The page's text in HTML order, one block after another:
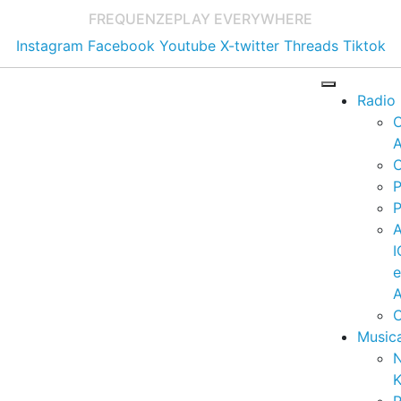
FREQUENZEPLAY EVERYWHERE
Instagram Facebook Youtube X-twitter Threads Tiktok
Radio
e